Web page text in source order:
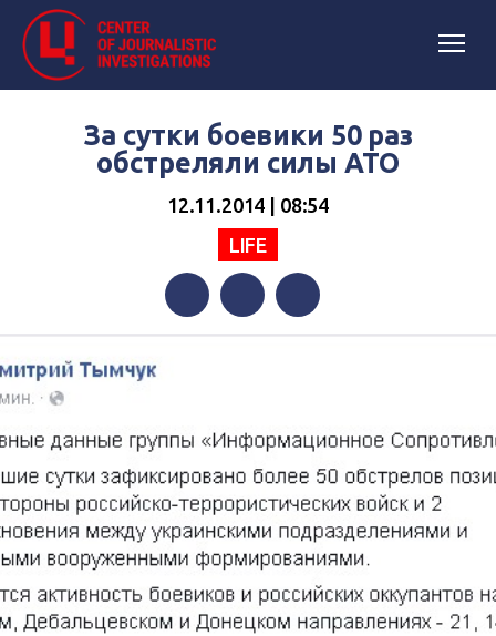
За сутки боевики 50 раз
обстреляли силы АТО
12.11.2014 | 08:54
LIFE
FacebookTwitterTelegram